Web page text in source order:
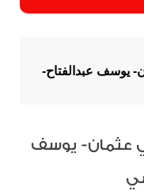
يوسف عبدالفتاح-
عثمان- يوسف